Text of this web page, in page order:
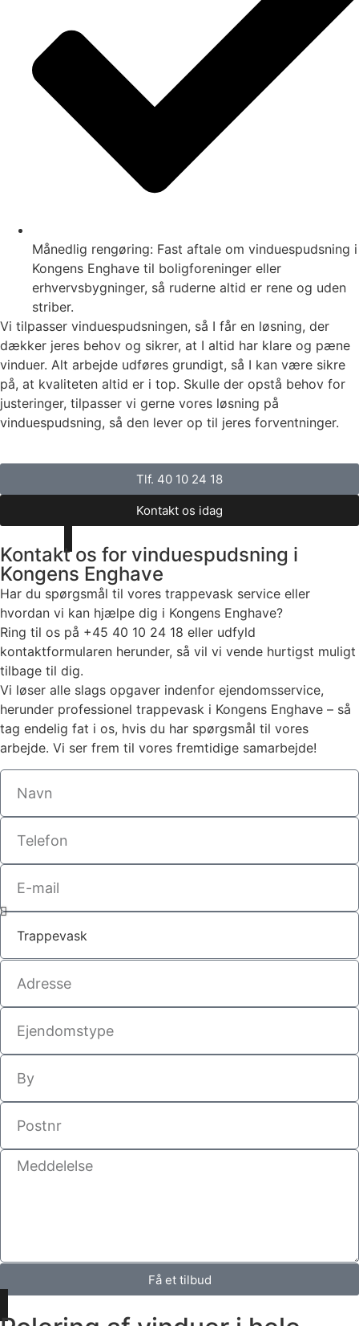
Månedlig rengøring: Fast aftale om vinduespudsning i
Kongens Enghave til boligforeninger eller
erhvervsbygninger, så ruderne altid er rene og uden
striber.
Vi tilpasser vinduespudsningen, så I får en løsning, der
dækker jeres behov og sikrer, at I altid har klare og pæne
vinduer. Alt arbejde udføres grundigt, så I kan være sikre
på, at kvaliteten altid er i top. Skulle der opstå behov for
justeringer, tilpasser vi gerne vores løsning på
vinduespudsning, så den lever op til jeres forventninger.
Tlf. 40 10 24 18
Kontakt os idag
Kontakt os for vinduespudsning i
Kongens Enghave
Har du spørgsmål til vores trappevask service eller
hvordan vi kan hjælpe dig i Kongens Enghave?
Ring til os på +45 40 10 24 18 eller udfyld
kontaktformularen herunder, så vil vi vende hurtigst muligt
tilbage til dig.
Vi løser alle slags opgaver indenfor ejendomsservice,
herunder professionel trappevask i Kongens Enghave – så
tag endelig fat i os, hvis du har spørgsmål til vores
arbejde. Vi ser frem til vores fremtidige samarbejde!
Få et tilbud